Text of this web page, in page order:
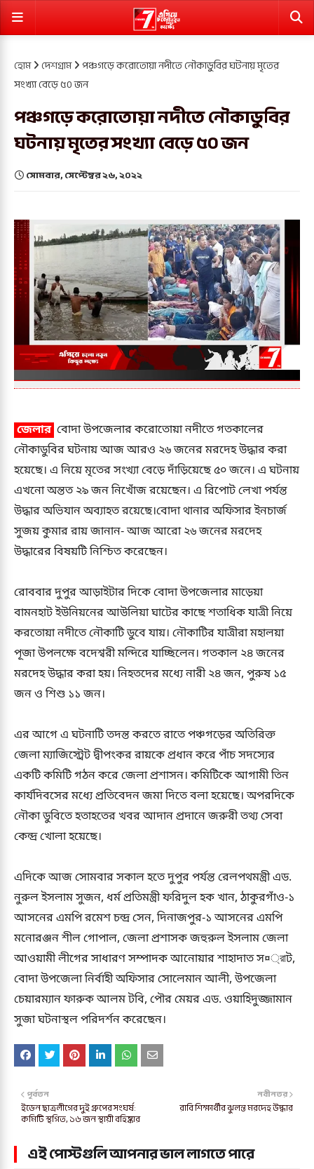
হোম দেশগ্রাম পঞ্চগড়ে করোতোয়া নদীতে নৌকাডুবির ঘটনায় মৃতের
সংখ্যা বেড়ে ৫০ জন
পঞ্চগড়ে করোতোয়া নদীতে নৌকাডুবির
ঘটনায় মৃতের সংখ্যা বেড়ে ৫০ জন
সোমবার, সেপ্টেম্বর ২৬, ২০২২
জেলার বোদা উপজেলার করোতোয়া নদীতে গতকালের
নৌকাডুবির ঘটনায় আজ আরও ২৬ জনের মরদেহ উদ্ধার করা
হয়েছে। এ নিয়ে মৃতের সংখ্যা বেড়ে দাঁড়িয়েছে ৫০ জনে। এ ঘটনায়
এখনো অন্তত ২৯ জন নিখোঁজ রয়েছেন। এ রিপোট লেখা পর্যন্ত
উদ্ধার অভিযান অব্যাহত রয়েছে।বোদা থানার অফিসার ইনচার্জ
সুজয় কুমার রায় জানান- আজ আরো ২৬ জনের মরদেহ
উদ্ধারের বিষয়টি নিশ্চিত করেছেন।
রোববার দুপুর আড়াইটার দিকে বোদা উপজেলার মাড়েয়া
বামনহাট ইউনিয়নের আউলিয়া ঘাটের কাছে শতাধিক যাত্রী নিয়ে
করতোয়া নদীতে নৌকাটি ডুবে যায়। নৌকাটির যাত্রীরা মহালয়া
পূজা উপলক্ষে বদেশ্বরী মন্দিরে যাচ্ছিলেন। গতকাল ২৪ জনের
মরদেহ উদ্ধার করা হয়। নিহতদের মধ্যে নারী ২৪ জন, পুরুষ ১৫
জন ও শিশু ১১ জন।
এর আগে এ ঘটনাটি তদন্ত করতে রাতে পঞ্চগড়ের অতিরিক্ত
জেলা ম্যাজিস্ট্রেট দ্বীপংকর রায়কে প্রধান করে পাঁচ সদস্যের
একটি কমিটি গঠন করে জেলা প্রশাসন। কমিটিকে আগামী তিন
কার্যদিবসের মধ্যে প্রতিবেদন জমা দিতে বলা হয়েছে। অপরদিকে
নৌকা ডুবিতে হতাহতের খবর আদান প্রদানে জরুরী তথ্য সেবা
কেন্দ্র খোলা হয়েছে।
এদিকে আজ সোমবার সকাল হতে দুপুর পর্যন্ত রেলপথমন্ত্রী এড.
নুরুল ইসলাম সুজন, ধর্ম প্রতিমন্ত্রী ফরিদুল হক খান, ঠাকুরগাঁও-১
আসনের এমপি রমেশ চন্দ্র সেন, দিনাজপুর-১ আসনের এমপি
মনোরঞ্জন শীল গোপাল, জেলা প্রশাসক জহুরুল ইসলাম জেলা
আওয়ামী লীগের সাধারণ সম্পাদক আনোয়ার শাহাদাত স¤্রাট,
বোদা উপজেলা নির্বাহী অফিসার সোলেমান আলী, উপজেলা
চেয়ারম্যান ফারুক আলম টবি, পৌর মেয়র এড. ওয়াহিদুজ্জামান
সুজা ঘটনাস্থল পরিদর্শন করেছেন।
নবীনতর
রাবি শিক্ষার্থীর ঝুলন্ত মরদেহ উদ্ধার
পূর্বতন
ইডেন ছাত্রলীগের দুই গ্রুপের সংঘর্ষ:
কমিটি স্থগিত, ১৬ জন স্থায়ী বহিষ্কার
এই পোস্টগুলি আপনার ভাল লাগতে পারে